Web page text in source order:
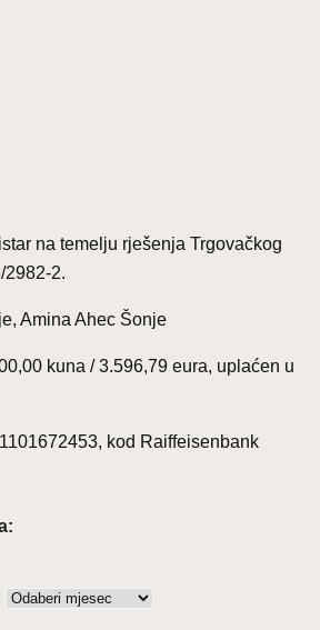
na temelju rješenja Trgovačkog
2982-2.
Amina Ahec Šonje
kuna / 3.596,79 eura, uplaćen u
kod Raiffeisenbank